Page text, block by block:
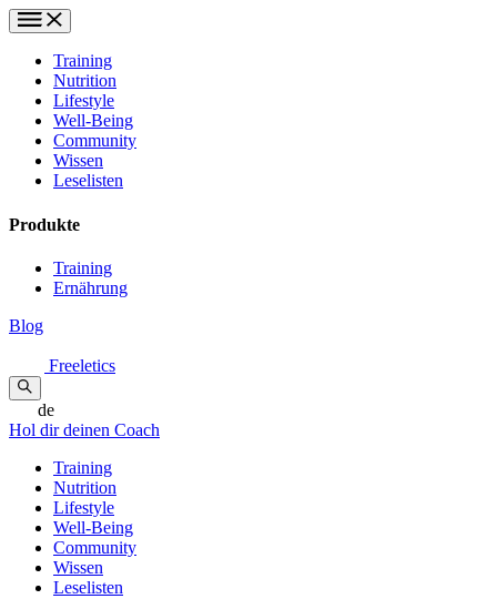
Training
Nutrition
Lifestyle
Well-Being
Community
Wissen
Leselisten
Produkte
Training
Ernährung
Blog
Freeletics
de
Hol dir deinen Coach
Training
Nutrition
Lifestyle
Well-Being
Community
Wissen
Leselisten